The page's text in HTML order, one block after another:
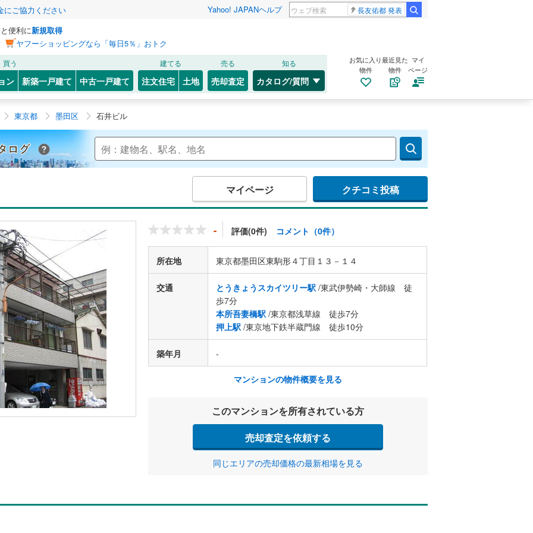
にご協力ください Yahoo! JAPANヘルプ 長友佑都 発表
便利に新規取得
ヤフーショッピングなら「毎日5％」おトク
買う
ン 新築一戸建て 中古一戸建て
建てる
注文住宅 土地
売る
売却査定
知る
カタログ/質問
お気に入り
物件
最近見た
物件
マイ
ページ
東京都 墨田区 石井ビル
Yahoo!不動産 マンションカタログ
マイページ クチコミ投稿
- 評価(0件) コメント（0件）
所在地 東京都墨田区東駒形４丁目１３－１４
交通 とうきょうスカイツリー駅 /東武伊勢崎・大師線 徒
歩7分
本所吾妻橋駅 /東京都浅草線 徒歩7分
押上駅 /東京地下鉄半蔵門線 徒歩10分
築年月 -
マンションの物件概要を見る
このマンションを所有されている方
売却査定を依頼する
同じエリアの売却価格の最新相場を見る